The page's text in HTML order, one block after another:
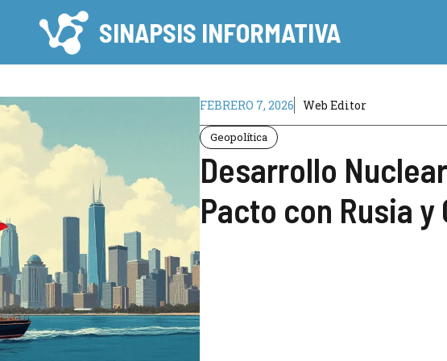
SINAPSIS INFORMATIVA
FEBRERO 7, 2026 Web Editor
Geopolítica
Desarrollo
Pacto con Rusia y